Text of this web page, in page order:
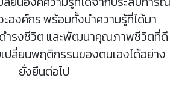
องค์กร พร้อมทั้งนำความรู้ที่ได้มา
ดำรงชีวิต และพัฒนาคุณภาพชีวิตที่ดี
ปลี่ยนพฤติกรรมของตนเองได้อย่าง
ยั่งยืนต่อไป